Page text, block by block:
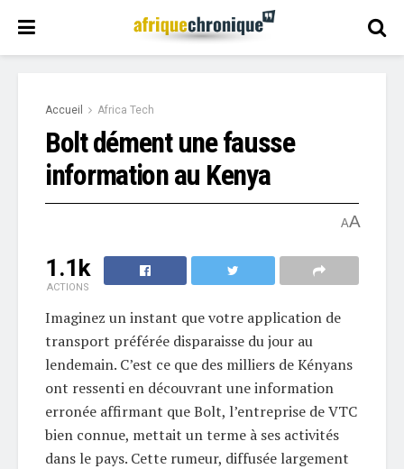
Accueil Africa Tech
Bolt dément une fausse
information au Kenya
AA
1.1k
ACTIONS
Imaginez un instant que votre application de
transport préférée disparaisse du jour au
lendemain. C’est ce que des milliers de Kényans
ont ressenti en découvrant une information
erronée affirmant que Bolt, l’entreprise de VTC
bien connue, mettait un terme à ses activités
dans le pays. Cette rumeur, diffusée largement